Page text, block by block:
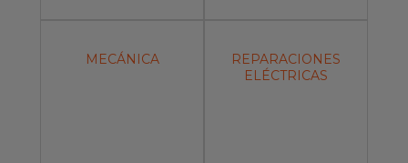
MECÁNICA
REPARACIONES
ELÉCTRICAS